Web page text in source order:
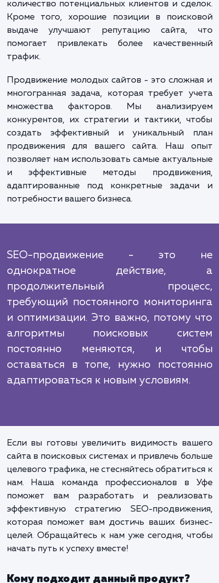
постоянно отслеживает
алгоритмах поисковых систем и
самые актуальные методы SEO.
Достижение успеха в SEO-
открывает ряд значительных
Увеличение видимости сайта в
выдаче приводит к росту
трафика, что в свою очередь
количество потенциальных клиентов и
Кроме того, хорошие позиции в
выдаче улучшают репутацию сайта,
помогает привлекать более
трафик.
множества факторов. Мы
конкурентов, их стратегии и тактики,
создать эффективный и уникальный
продвижения для вашего сайта. Наш
позволяет нам использовать самые
и эффективные методы
адаптированные под конкретные
потребности вашего бизнеса.
продолжительный
требующий постоянного
и оптимизации. Это важно, потому
алгоритмы поисковых
постоянно меняются, и
оставаться в топе, нужно
адаптироваться к новым условиям.